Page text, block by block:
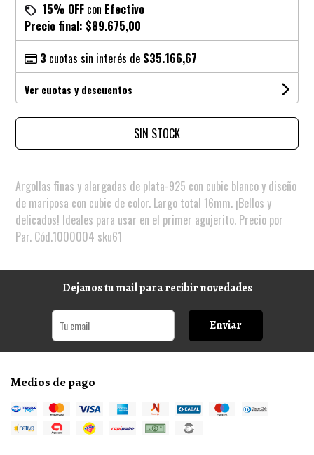
15% OFF con Efectivo
Precio final: $89.675,00
3 cuotas sin interés de $35.166,67
Ver cuotas y descuentos
SIN STOCK
Argollas finas y alargadas de plata-925 con cubic blanco y diseño
de mariposa con cubic de color. Largo total 16mm. ¡Bellos y
delicados! Ideales para usar en el primer agujerito. Precio por
Par. Cód.1000004 sku61
Dejanos tu mail para recibir novedades
Enviar
Medios de pago